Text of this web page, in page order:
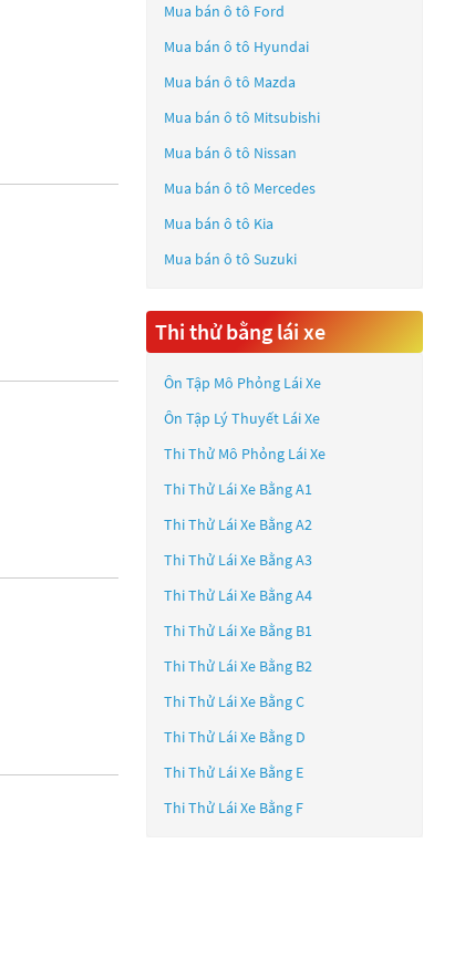
Mua bán ô tô Ford
Mua bán ô tô Hyundai
Mua bán ô tô Mazda
Mua bán ô tô Mitsubishi
Mua bán ô tô Nissan
Mua bán ô tô Mercedes
Mua bán ô tô Kia
Mua bán ô tô Suzuki
Thi thử bằng lái xe
Ôn Tập Mô Phỏng Lái Xe
Ôn Tập Lý Thuyết Lái Xe
Thi Thử Mô Phỏng Lái Xe
Thi Thử Lái Xe Bằng A1
Thi Thử Lái Xe Bằng A2
Thi Thử Lái Xe Bằng A3
Thi Thử Lái Xe Bằng A4
Thi Thử Lái Xe Bằng B1
Thi Thử Lái Xe Bằng B2
Thi Thử Lái Xe Bằng C
Thi Thử Lái Xe Bằng D
Thi Thử Lái Xe Bằng E
Thi Thử Lái Xe Bằng F